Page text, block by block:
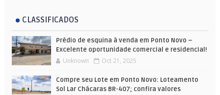
CLASSIFICADOS
Prédio de esquina à venda em Ponto Novo –
Excelente oportunidade comercial e residencial!
Unknown Oct 21, 2025
Compre seu Lote em Ponto Novo: Loteamento
Sol Lar Chácaras BR-407; confira valores